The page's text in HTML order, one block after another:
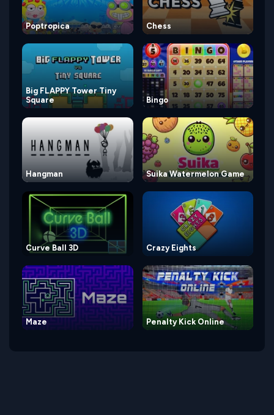
Poptropica Chess
Big FLAPPY Tower Tiny
Square
Bingo
Hangman Suika Watermelon Game
Curve Ball 3D Crazy Eights
Maze Penalty Kick Online